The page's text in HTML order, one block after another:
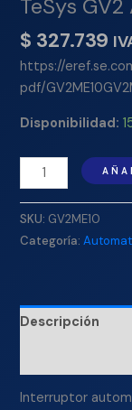
TeSys
$ 327.739
https://
pdf/
Disponibilidad:
SKU: GV2ME10
Categoría:
Descripción
Interruptor